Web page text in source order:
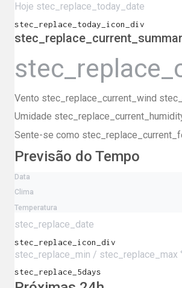
Hoje stec_replace_today_date
stec_replace_today_icon_div
Vento stec_replace_current_wind
Umidade
Sente-se como
Previsão do Tempo
Data
Clima
Temperatura
stec_replace_date
stec_replace_icon_div
stec_replace_min / stec_replace_max
stec_replace_5days